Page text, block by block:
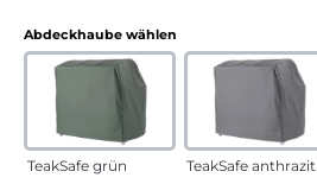
Abdeckhaube wählen
TeakSafe grün TeakSafe anthrazit